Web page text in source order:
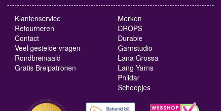
Klantenservice
Retourneren
Contact
Veel gestelde vragen
Rondbreinaald
Gratis Breipatronen
Merken
DROPS
Durable
Garnstudio
Lana Grossa
Lang Yarns
Phildar
Scheepjes